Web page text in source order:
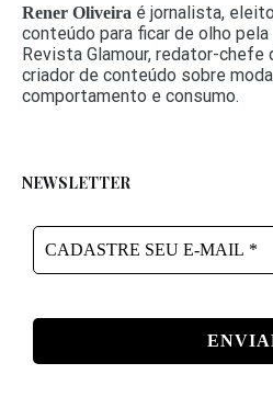
Rener Oliveira é jornalista,
conteúdo para ficar de olho pela
Revista Glamour, redator-chefe
criador de conteúdo sobre
comportamento e consumo.
NEWSLETTER
CADASTRE
SEU
*